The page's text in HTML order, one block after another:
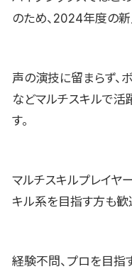
のため、2024年度の
声の演技に留まらず、
などマルチスキルで活
す。
マルチスキルプレイヤ
キル系を目指す方も歓
経験不問、プロを目